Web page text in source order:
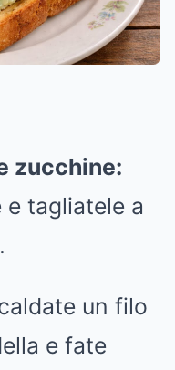
zucchine:
tagliatele a
un filo
e fate